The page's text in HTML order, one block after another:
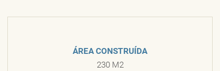
ÁREA CONSTRUÍDA
230 M2